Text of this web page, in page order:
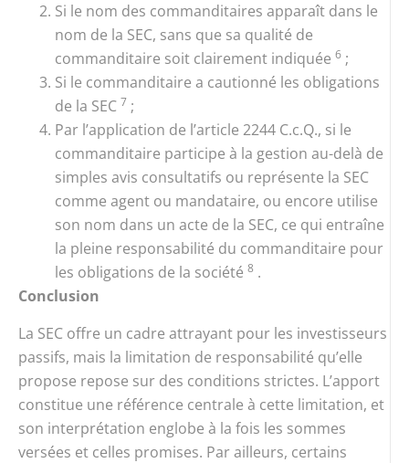
Si le nom des commanditaires apparaît dans le
nom de la SEC, sans que sa qualité de
commanditaire soit clairement indiquée 6 ;
Si le commanditaire a cautionné les obligations
de la SEC 7 ;
Par l’application de l’article 2244 C.c.Q., si le
commanditaire participe à la gestion au-delà de
simples avis consultatifs ou représente la SEC
comme agent ou mandataire, ou encore utilise
son nom dans un acte de la SEC, ce qui entraîne
la pleine responsabilité du commanditaire pour
les obligations de la société 8 .
Conclusion
La SEC offre un cadre attrayant pour les investisseurs
passifs, mais la limitation de responsabilité qu’elle
propose repose sur des conditions strictes. L’apport
constitue une référence centrale à cette limitation, et
son interprétation englobe à la fois les sommes
versées et celles promises. Par ailleurs, certains